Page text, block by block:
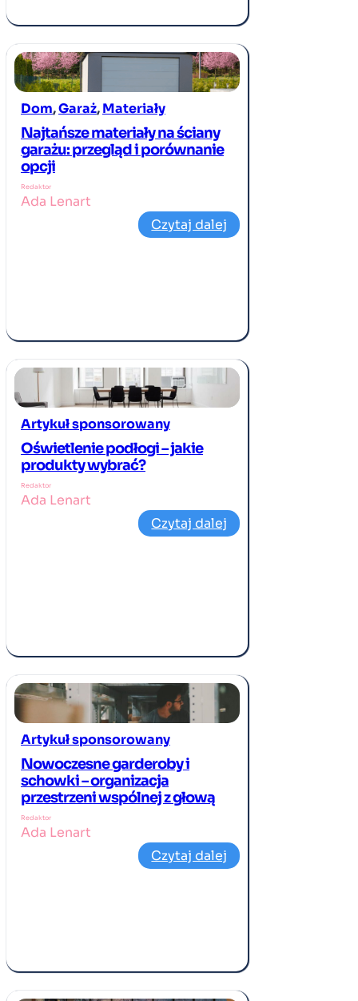
Dom, Garaż, Materiały
Najtańsze materiały na ściany
garażu: przegląd i porównanie
opcji
Redaktor
Ada Lenart
Czytaj dalej
Artykuł sponsorowany
Oświetlenie podłogi – jakie
produkty wybrać?
Redaktor
Ada Lenart
Czytaj dalej
Artykuł sponsorowany
Nowoczesne garderoby i
schowki – organizacja
przestrzeni wspólnej z głową
Redaktor
Ada Lenart
Czytaj dalej